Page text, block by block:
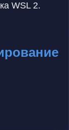
WSL 2.